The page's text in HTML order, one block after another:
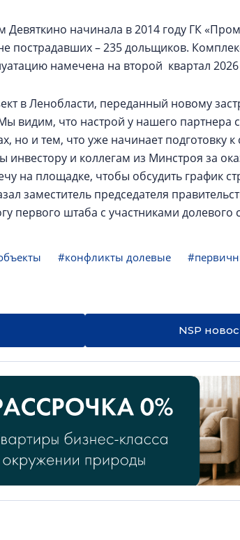
начинала в 2014 году ГК
пострадавших – 235 дольщиков.
намечена на второй квартал 2026
в Ленобласти, переданный новому
видим, что настрой у нашего партнера
но и тем, что уже начинает подготовку
и коллегам из Минстроя за
на площадке, чтобы обсудить график
заместитель председателя
первого штаба с участниками долевого
#конфликты долевые
NSP